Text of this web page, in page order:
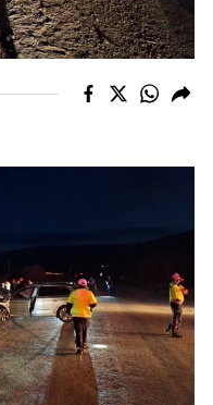
Niğde
Ordu
Sinop
Sivas
Tekirdağ